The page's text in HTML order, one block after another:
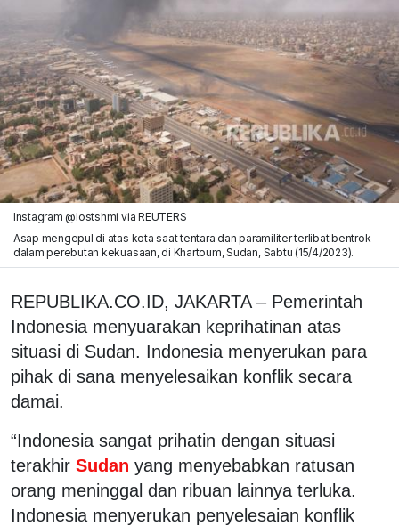
Instagram @lostshmi via REUTERS
Asap mengepul di atas kota saat tentara dan paramiliter terlibat bentrok
dalam perebutan kekuasaan, di Khartoum, Sudan, Sabtu (15/4/2023).
REPUBLIKA.CO.ID, JAKARTA – Pemerintah
Indonesia menyuarakan keprihatinan atas
situasi di Sudan. Indonesia menyerukan para
pihak di sana menyelesaikan konflik secara
damai.
“Indonesia sangat prihatin dengan situasi
terakhir Sudan yang menyebabkan ratusan
orang meninggal dan ribuan lainnya terluka.
Indonesia menyerukan penyelesaian konflik